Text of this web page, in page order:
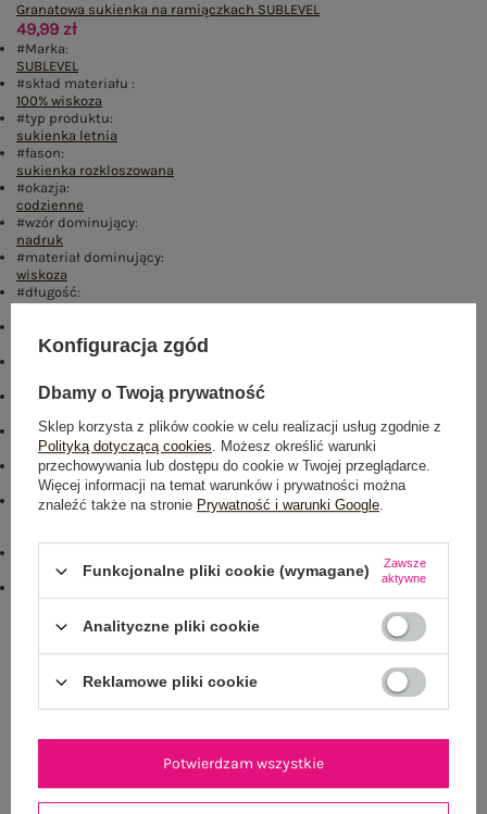
Granatowa sukienka na ramiączkach SUBLEVEL
49,99 zł
#Marka:
SUBLEVEL
#skład materiału :
100% wiskoza
#typ produktu:
sukienka letnia
#fason:
sukienka rozkloszowana
#okazja:
codzienne
#wzór dominujący:
nadruk
#materiał dominujący:
wiskoza
#długość:
na ramiączkach
#zapięcie:
#cechy dodatkowe:
falbana
#sposób prania :
pranie w pralce w 30°C
#modelka:
Modelka ma na sobie rozmiar S/M. Wymiary modelki: wzrost 169 cm,
txt_BESTSELLER#D22D7D#FFFFFF,dół,lewo,col
COMFORT#546070#FFFFFF
Centrum Logistyczne Nadarzyn
Dostępny
Konfiguracja zgód
Dbamy o Twoją prywatność
Sklep korzysta z plików cookie w celu realizacji usług zgodnie z
Polityką dotyczącą cookies. Możesz określić warunki
przechowywania lub dostępu do cookie w Twojej przeglądarce.
Więcej informacji na temat warunków i prywatności można
znaleźć także na stronie Prywatność i warunki Google.
Funkcjonalne pliki cookie (wymagane)
Zawsze
aktywne
Analityczne pliki cookie
Reklamowe pliki cookie
Potwierdzam wszystkie